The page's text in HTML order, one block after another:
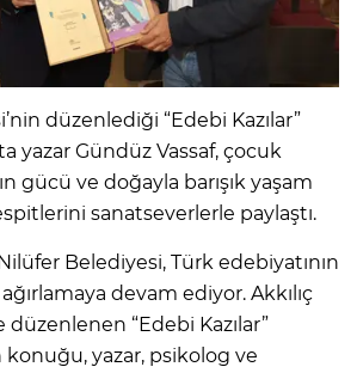
düzenlediği “Edebi Kazılar”
yazar Gündüz Vassaf, çocuk
gücü ve doğayla barışık yaşam
sanatseverlerle paylaştı.
Belediyesi, Türk edebiyatının
devam ediyor. Akkılıç
“Edebi Kazılar”
yazar, psikolog ve